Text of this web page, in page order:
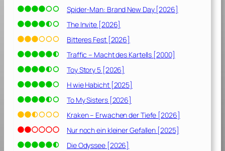
Spider-Man: Brand New Day [2026]
The Invite [2026]
Bitteres Fest [2026]
Traffic – Macht des Kartells [2000]
Toy Story 5 [2026]
H wie Habicht [2025]
To My Sisters [2026]
Kraken – Erwachen der Tiefe [2026]
Nur noch ein kleiner Gefallen [2025]
Die Odyssee [2026]